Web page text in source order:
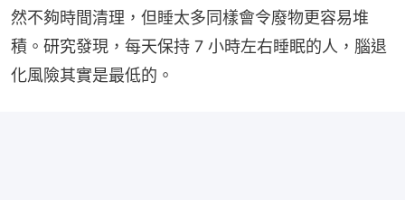
然不夠時間清理，但睡太多同樣會令廢物更容易堆
積。研究發現，每天保持 7 小時左右睡眠的人，腦退
化風險其實是最低的。